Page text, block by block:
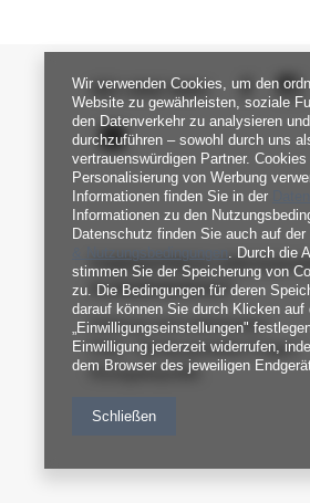
SEI UNS NAH
FABRIKPREIS-
UNDENDIENST
Zahlung und Lieferkosten
FAQ - Häufig gestellte Fragen
Rückgabepolitik
Wir verwenden Cookies, um den
Website zu gewährleisten, soziale
den Datenverkehr zu analysieren
durchzuführen – sowohl durch uns
vertrauenswürdigen Partner.
Personalisierung von Werbung
Informationen finden Sie in der
Informationen zu den
Datenschutz finden Sie auch auf der
& Nutzungsbedingungen . Durch die
stimmen Sie der Speicherung von
zu. Die Bedingungen für deren
darauf können Sie durch Klicken auf
„Einwilligungseinstellungen"
Einwilligung jederzeit widerrufen,
dem Browser des jeweiligen
Schließen